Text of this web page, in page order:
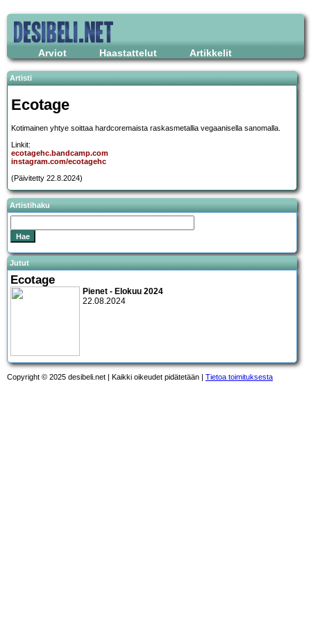
Arviot Haastattelut Artikkelit
Artisti
Ecotage
Kotimainen yhtye soittaa hardcoremaista raskasmetallia vegaanisella sanomalla.
Linkit:
ecotagehc.bandcamp.com
instagram.com/ecotagehc
(Päivitetty 22.8.2024)
Artistihaku
Jutut
Ecotage
Pienet - Elokuu 2024
22.08.2024
Copyright © 2025 desibeli.net | Kaikki oikeudet pidätetään | Tietoa toimituksesta